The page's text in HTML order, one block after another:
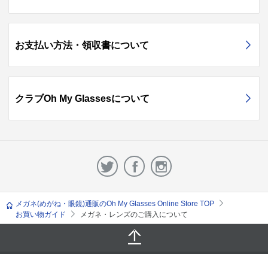
お支払い方法・領収書について
クラブOh My Glassesについて
メガネ(めがね・眼鏡)通販のOh My Glasses Online Store TOP
お買い物ガイド
メガネ・レンズのご購入について